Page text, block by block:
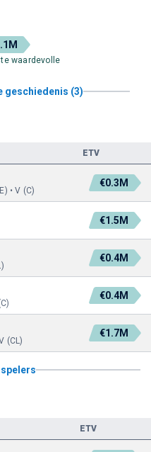
waardevolle
geschiedenis (3)
ETV
• V (C)
€0.3M
€1.5M
€0.4M
€0.4M
(CL)
€1.7M
ETV